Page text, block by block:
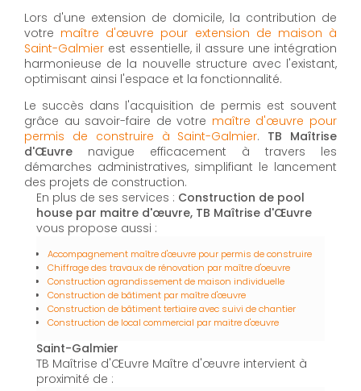
Lors d'une extension de domicile, la contribution de
votre maître d'œuvre pour extension de maison à
Saint-Galmier est essentielle, il assure une intégration
harmonieuse de la nouvelle structure avec l'existant,
optimisant ainsi l'espace et la fonctionnalité.
Le succès dans l'acquisition de permis est souvent
grâce au savoir-faire de votre maître d'œuvre pour
permis de construire à Saint-Galmier. TB Maîtrise
d'Œuvre navigue efficacement à travers les
démarches administratives, simplifiant le lancement
des projets de construction.
En plus de ses services : Construction de pool
house par maitre d'œuvre, TB Maîtrise d'Œuvre
vous propose aussi :
Accompagnement maître d'œuvre pour permis de construire
Chiffrage des travaux de rénovation par maître d'oeuvre
Construction agrandissement de maison individuelle
Construction de bâtiment par maître d'œuvre
Construction de bâtiment tertiaire avec suivi de chantier
Construction de local commercial par maitre d'œuvre
Saint-Galmier
TB Maîtrise d'Œuvre Maître d'œuvre intervient à
proximité de :